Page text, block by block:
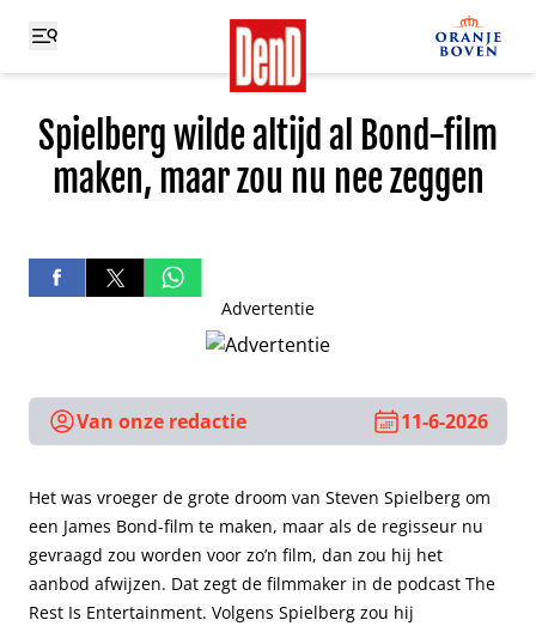
Spielberg wilde altijd al Bond-film
maken, maar zou nu nee zeggen
Advertentie
Van onze redactie 11-6-2026
Het was vroeger de grote droom van Steven Spielberg om
een James Bond-film te maken, maar als de regisseur nu
gevraagd zou worden voor zo’n film, dan zou hij het
aanbod afwijzen. Dat zegt de filmmaker in de podcast The
Rest Is Entertainment. Volgens Spielberg zou hij